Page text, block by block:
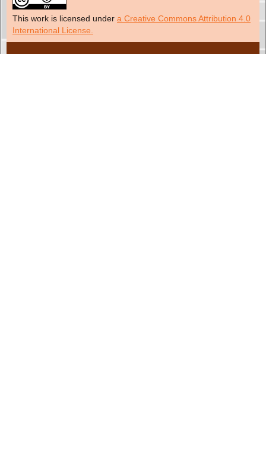
This work is licensed under a Creative Commons Attribution 4.0
International License.